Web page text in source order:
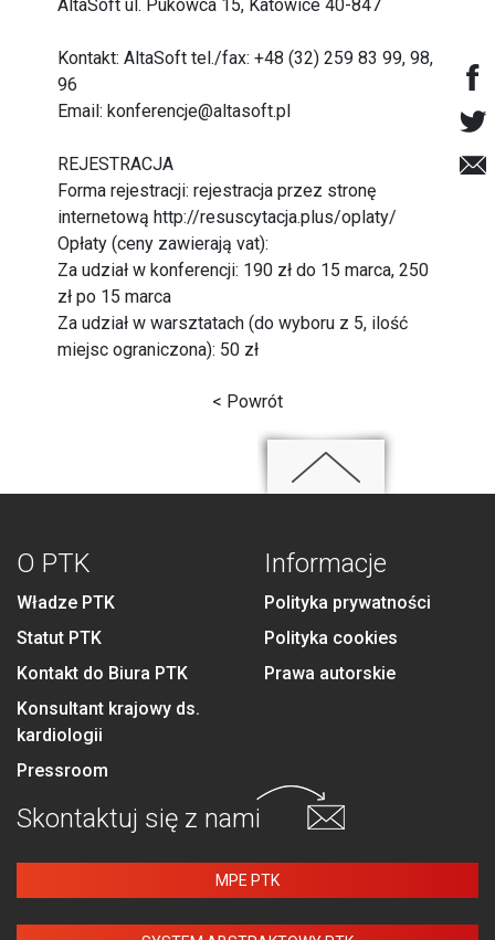
AltaSoft ul. Pukowca 15, Katowice 40-847
Kontakt: AltaSoft tel./fax: +48 (32) 259 83 99, 98,
96
Email: konferencje@altasoft.pl
REJESTRACJA
Forma rejestracji: rejestracja przez stronę
internetowąhttp://resuscytacja.plus/oplaty/
Opłaty (ceny zawierają vat):
Za udział w konferencji: 190 zł do 15 marca, 250
zł po 15 marca
Za udział w warsztatach (do wyboru z 5, ilość
miejsc ograniczona): 50 zł
< Powrót
O PTK
Władze PTK
Statut PTK
Kontakt do Biura PTK
Konsultant krajowy ds.
kardiologii
Pressroom
Informacje
Polityka prywatności
Polityka cookies
Prawa autorskie
Skontaktuj się z nami
MPE PTK